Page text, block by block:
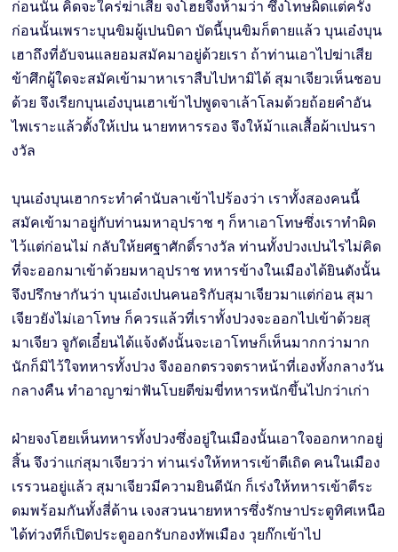
ก่อนนั้น คิดจะใคร่ฆ่าเสีย จงโฮยจึงห้ามว่า ซึ่งโทษผิดแต่ครั้ง
ก่อนนั้นเพราะบุนขิมผู้เปนบิดา บัดนี้บุนขิมก็ตายแล้ว บุนเอ๋งบุน
เฮาถึงที่อับจนแลยอมสมัคมาอยู่ด้วยเรา ถ้าท่านเอาไปฆ่าเสีย
ข้าศึกผู้ใดจะสมัคเข้ามาหาเราสืบไปหามิได้ สุมาเจียวเห็นชอบ
ด้วย จึงเรียกบุนเอ๋งบุนเฮาเข้าไปพูดจาเล้าโลมด้วยถ้อยคำอัน
ไพเราะแล้วตั้งให้เปน นายทหารรอง จึงให้ม้าแลเสื้อผ้าเปนรา
งวัล
บุนเอ๋งบุนเฮากระทำคำนับลาเข้าไปร้องว่า เราทั้งสองคนนี้
สมัคเข้ามาอยู่กับท่านมหาอุปราช ๆ ก็หาเอาโทษซึ่งเราทำผิด
ไว้แต่ก่อนไม่ กลับให้ยศฐาศักดิ์รางวัล ท่านทั้งปวงเปนไรไม่คิด
ที่จะออกมาเข้าด้วยมหาอุปราช ทหารข้างในเมืองได้ยินดังนั้น
จึงปรึกษากันว่า บุนเอ๋งเปนคนอริกับสุมาเจียวมาแต่ก่อน สุมา
เจียวยังไม่เอาโทษ ก็ควรแล้วที่เราทั้งปวงจะออกไปเข้าด้วยสุ
มาเจียว จูกัดเอี๋ยนได้แจ้งดังนั้นจะเอาโทษก็เห็นมากกว่ามาก
นักก็มิไว้ใจทหารทั้งปวง จึงออกตรวจตราหน้าที่เองทั้งกลางวัน
กลางคืน ทำอาญาฆ่าฟันโบยตีข่มขี่ทหารหนักขึ้นไปกว่าเก่า
ฝ่ายจงโฮยเห็นทหารทั้งปวงซึ่งอยู่ในเมืองนั้นเอาใจออกหากอยู่
สิ้น จึงว่าแก่สุมาเจียวว่า ท่านเร่งให้ทหารเข้าตีเถิด คนในเมือง
เรรวนอยู่แล้ว สุมาเจียวมีความยินดีนัก ก็เร่งให้ทหารเข้าตีระ
ดมพร้อมกันทั้งสี่ด้าน เจงสวนนายทหารซึ่งรักษาประตูทิศเหนือ
ได้ท่วงทีก็เปิดประตูออกรับกองทัพเมือง วุยก๊กเข้าไป